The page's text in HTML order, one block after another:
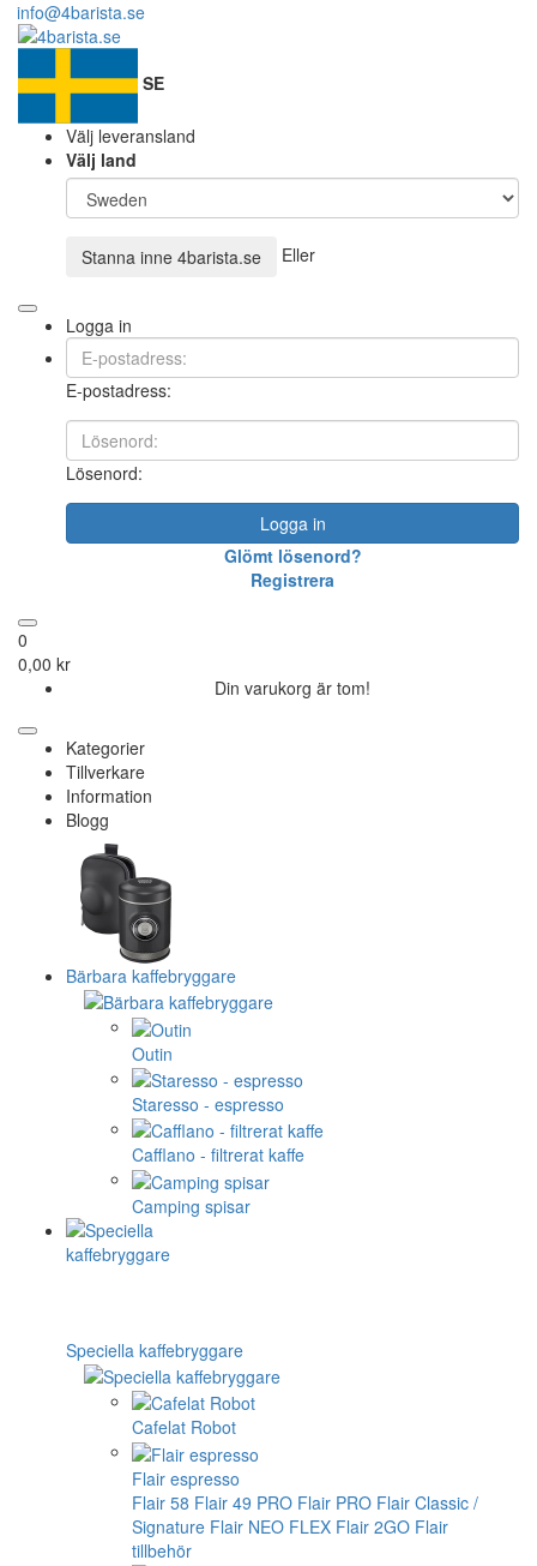
info@4barista.se
SE
Välj leveransland
Välj land
Stanna inne 4barista.se Eller
Logga in
E-postadress:
Lösenord:
Logga in
Glömt lösenord?
Registrera
0
0,00 kr
Din varukorg är tom!
Kategorier
Tillverkare
Information
Blogg
Bärbara kaffebryggare
Outin
Staresso - espresso
Cafflano - filtrerat kaffe
Camping spisar
Speciella kaffebryggare
Cafelat Robot
Flair espresso
Flair 58 Flair 49 PRO Flair PRO Flair Classic /
Signature Flair NEO FLEX Flair 2GO Flair
tillbehör